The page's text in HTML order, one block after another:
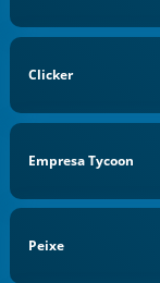
Clicker
Empresa Tycoon
Peixe